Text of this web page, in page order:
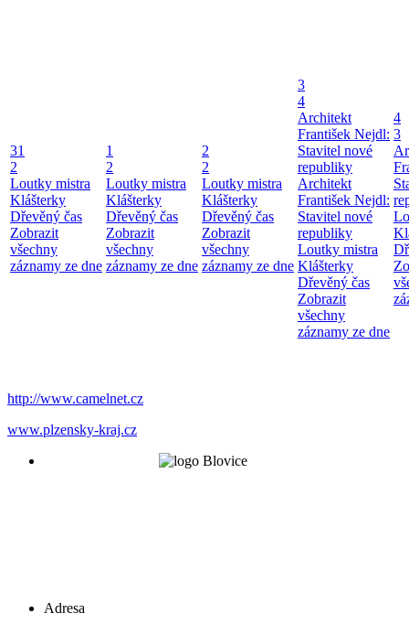
31
2
Loutky mistra
Klášterky
Dřevěný čas
Zobrazit
všechny
záznamy ze dne
1
2
Loutky mistra
Klášterky
Dřevěný čas
Zobrazit
všechny
záznamy ze dne
2
2
Loutky mistra
Klášterky
Dřevěný čas
Zobrazit
všechny
záznamy ze dne
3
4
Architekt
František Nejdl:
Stavitel nové
republiky
Architekt
František Nejdl:
Stavitel nové
republiky
Loutky mistra
Klášterky
Dřevěný čas
Zobrazit
všechny
záznamy ze dne
4
3
http://www.camelnet.cz
www.plzensky-kraj.cz
Adresa